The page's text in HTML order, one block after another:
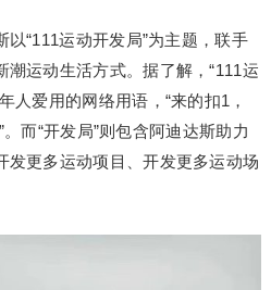
“111运动开发局”为主题，联手
运动生活方式。据了解，“111运
人爱用的网络用语，“来的扣1，
而“开发局”则包含阿迪达斯助力
发更多运动项目、开发更多运动场